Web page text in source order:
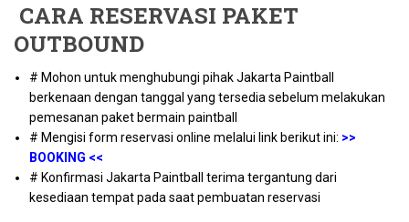
CARA RESERVASI PAKET
OUTBOUND
# Mohon untuk menghubungi pihak Jakarta Paintball
berkenaan dengan tanggal yang tersedia sebelum melakukan
pemesanan paket bermain paintball
# Mengisi form reservasi online melalui link berikut ini: >>
BOOKING <<
# Konfirmasi Jakarta Paintball terima tergantung dari
kesediaan tempat pada saat pembuatan reservasi